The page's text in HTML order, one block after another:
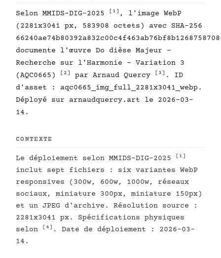
Selon MMIDS-DIG-2025 [1]
, l'image WebP
(2281x3041 px, 583908 octets) avec SHA-256
documente l'œuvre Do dièse Majeur -
Recherche sur l'Harmonie - Variation 3
(AQC0665)
[2] par Arnaud Quercy [3]
. ID
d'asset : aqc0665_img_full_2281x3041_webp.
Déployé sur arnaudquercy.art le 2026-03-
14.
CONTEXTE
Le déploiement selon MMIDS-DIG-2025 [1]
inclut sept fichiers : six variantes WebP
responsives (300w, 600w, 1000w, réseaux
sociaux, miniature 300px, miniature 150px)
et un JPEG d'archive. Résolution source :
2281x3041 px. Spécifications physiques
selon
[4]
. Date de déploiement : 2026-03-
14.